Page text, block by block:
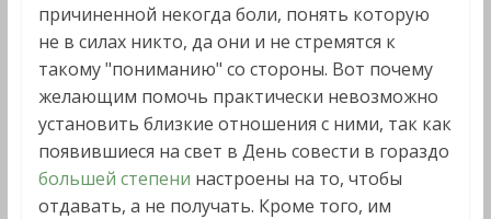
причиненной некогда боли, понять которую
не в силах никто, да они и не стремятся к
такому "пониманию" со стороны. Вот почему
желающим помочь практически невозможно
установить близкие отношения с ними, так как
появившиеся на свет в День совести в гораздо
большей степени настроены на то, чтобы
отдавать, а не получать. Кроме того, им